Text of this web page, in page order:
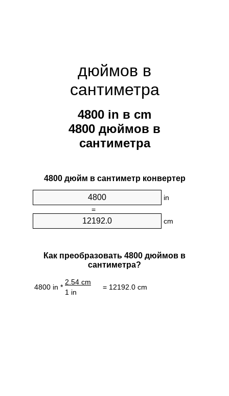
дюймов в
сантиметра
4800 in в cm
4800 дюймов в
сантиметра
4800 дюйм в сантиметр конвертер
in
=
cm
Как преобразовать 4800 дюймов в
сантиметра?
4800 in *
2.54 cm
= 12192.0 cm
1 in